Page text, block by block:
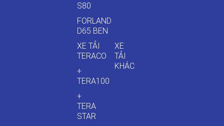
S80
FORLAND
D65 BEN
XE TẢI
TERACO
+
TERA100
+
TERA
STAR
XE
TẢI
KHÁC